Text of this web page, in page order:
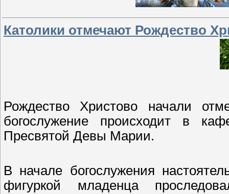
Католики отмечают Рождество
Рождество Христово начали
богослужение происходит в
Пресвятой Девы Марии.
В начале богослужения
фигуркой младенца